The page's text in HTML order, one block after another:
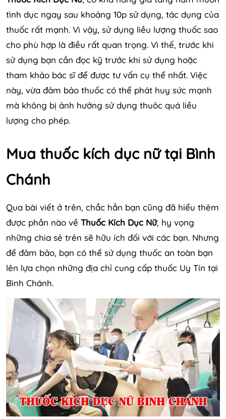
tình dục ngay sau khoảng 10p sử dụng, tác dụng của
thuốc rất mạnh. Vì vậy, sử dụng liều lượng thuốc sao
cho phù hợp là điều rất quan trọng. Vì thế, trước khi
sử dụng bạn cần đọc kỹ trước khi sử dụng hoặc
tham khảo bác sĩ để được tư vấn cụ thể nhất. Việc
này, vừa đảm bảo thuốc có thể phát huy sức mạnh
mà không bị ảnh hưởng sử dụng thuôc quá liều
lượng cho phép.
Mua thuốc kích dục nữ tại Bình
Chánh
Qua bài viết ở trên, chắc hẳn bạn cũng đã hiểu thêm
được phần nào về Thuốc Kích Dục Nữ, hy vọng
những chia sẻ trên sẽ hữu ích đối với các bạn. Nhưng
để đảm bảo, bạn có thể sử dụng thuốc an toàn bạn
lên lựa chọn những địa chỉ cung cấp thuốc Uy Tín tại
Bình Chánh.